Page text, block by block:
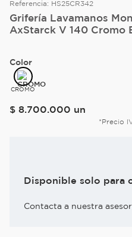
Referencia: HS25CR342
Grifería Lavamanos
AxStarck V 140 Cromo
Color
CROMO
$ 8.700.000 un
*Precio
Disponible solo para
Contacta a nuestra